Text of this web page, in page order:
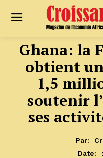
Ghana: la
obtient
1,5
soutenir
ses
Par:
Date: